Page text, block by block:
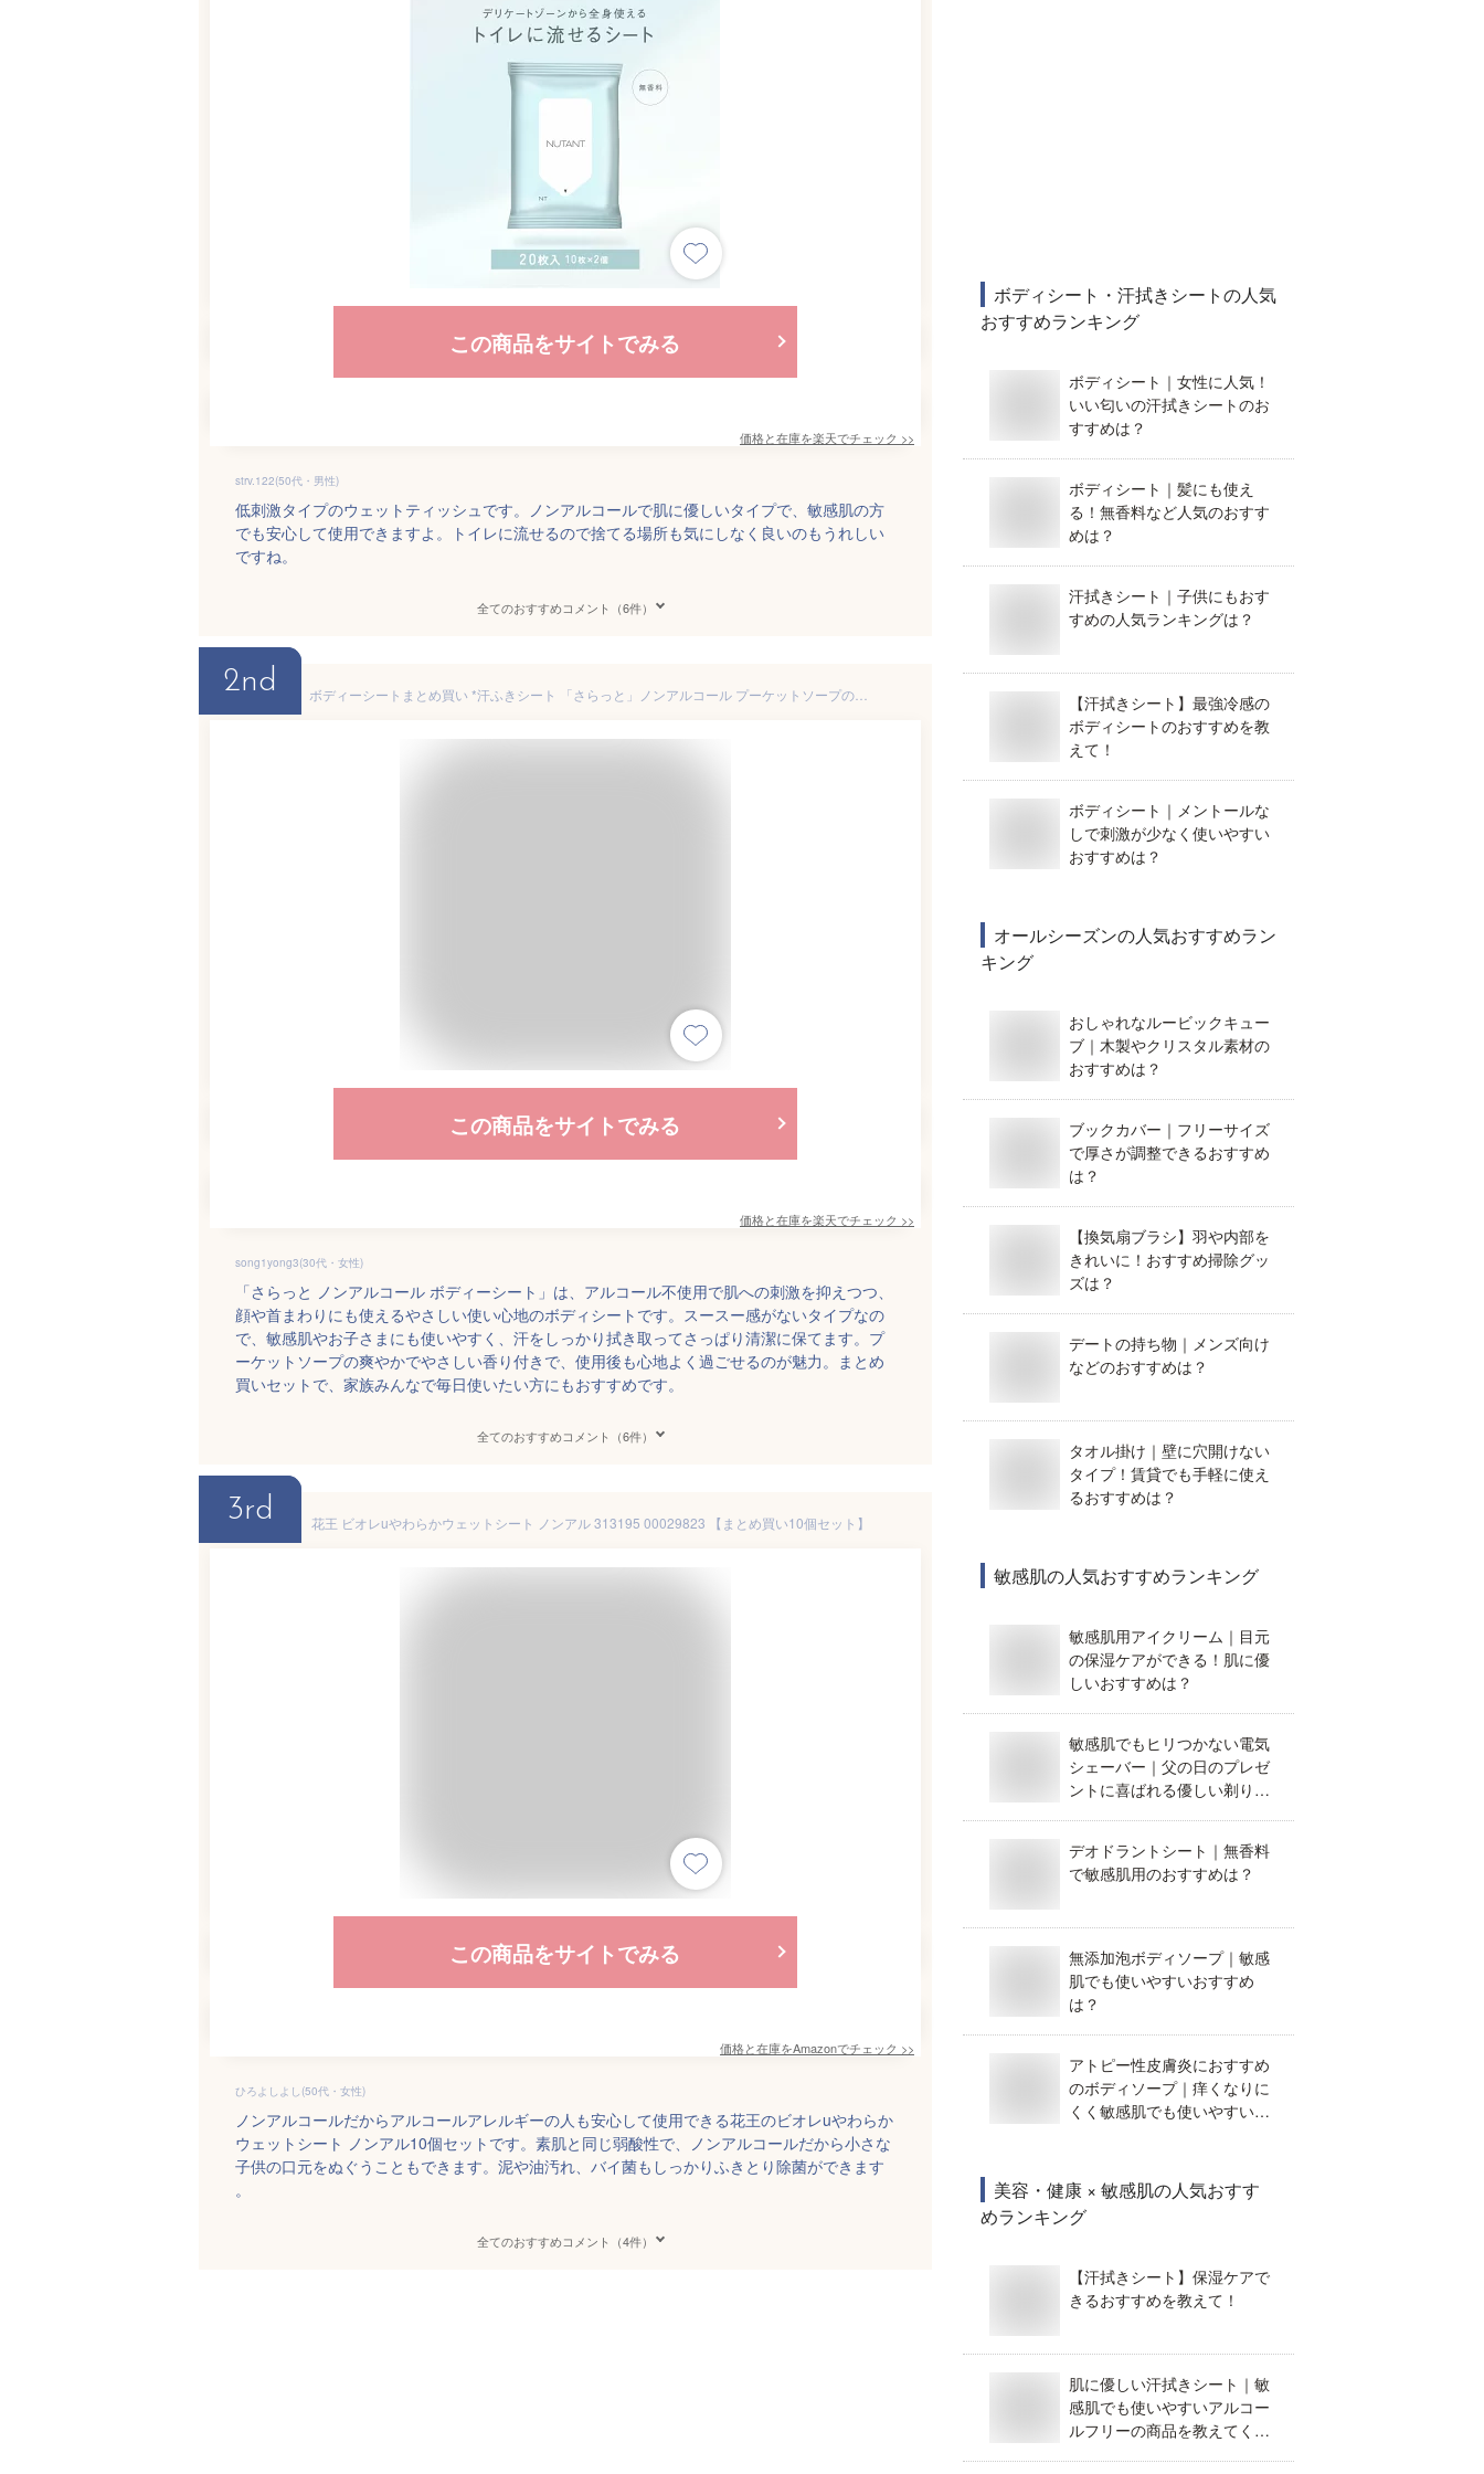
この商品をサイトでみる
価格と在庫を楽天でチェック >>
strv.122(50代・男性)
低刺激タイプのウェットティッシュです。ノンアルコールで肌に優しいタイプで、敏感肌の方
でも安心して使用できますよ。トイレに流せるので捨てる場所も気にしなく良いのもうれしい
ですね。
全てのおすすめコメント（6件）
2nd
この商品をサイトでみる
価格と在庫を楽天でチェック >>
song1yong3(30代・女性)
「さらっと ノンアルコール ボディーシート」は、アルコール不使用で肌への刺激を抑えつつ、
顔や首まわりにも使えるやさしい使い心地のボディシートです。スースー感がないタイプなの
で、敏感肌やお子さまにも使いやすく、汗をしっかり拭き取ってさっぱり清潔に保てます。プ
ーケットソープの爽やかでやさしい香り付きで、使用後も心地よく過ごせるのが魅力。まとめ
買いセットで、家族みんなで毎日使いたい方にもおすすめです。
全てのおすすめコメント（6件）
3rd 花王 ビオレuやわらかウェットシート ノンアル 313195 00029823 【まとめ買い10個セット】
この商品をサイトでみる
価格と在庫をAmazonでチェック >>
ひろよしよし(50代・女性)
ノンアルコールだからアルコールアレルギーの人も安心して使用できる花王のビオレuやわらか
ウェットシート ノンアル10個セットです。素肌と同じ弱酸性で、ノンアルコールだから小さな
子供の口元をぬぐうこともできます。泥や油汚れ、バイ菌もしっかりふきとり除菌ができます
。
全てのおすすめコメント（4件）
ボディシート・汗拭きシートの人気
おすすめランキング
ボディシート｜女性に人気！
いい匂いの汗拭きシートのお
すすめは？
ボディシート｜髪にも使え
る！無香料など人気のおすす
めは？
汗拭きシート｜子供にもおす
すめの人気ランキングは？
【汗拭きシート】最強冷感の
ボディシートのおすすめを教
えて！
ボディシート｜メントールな
しで刺激が少なく使いやすい
おすすめは？
オールシーズンの人気おすすめラン
キング
おしゃれなルービックキュー
ブ｜木製やクリスタル素材の
おすすめは？
ブックカバー｜フリーサイズ
で厚さが調整できるおすすめ
は？
【換気扇ブラシ】羽や内部を
きれいに！おすすめ掃除グッ
ズは？
デートの持ち物｜メンズ向け
などのおすすめは？
タオル掛け｜壁に穴開けない
タイプ！賃貸でも手軽に使え
るおすすめは？
敏感肌の人気おすすめランキング
敏感肌用アイクリーム｜目元
の保湿ケアができる！肌に優
しいおすすめは？
敏感肌でもヒリつかない電気
シェーバー｜父の日のプレゼ
ントに喜ばれる優しい剃り心
デオドラントシート｜無香料
で敏感肌用のおすすめは？
無添加泡ボディソープ｜敏感
肌でも使いやすいおすすめ
は？
アトピー性皮膚炎におすすめ
のボディソープ｜痒くなりに
くく敏感肌でも使いやすいも
美容・健康 × 敏感肌の人気おすす
めランキング
【汗拭きシート】保湿ケアで
きるおすすめを教えて！
肌に優しい汗拭きシート｜敏
感肌でも使いやすいアルコー
ルフリーの商品を教えてくだ